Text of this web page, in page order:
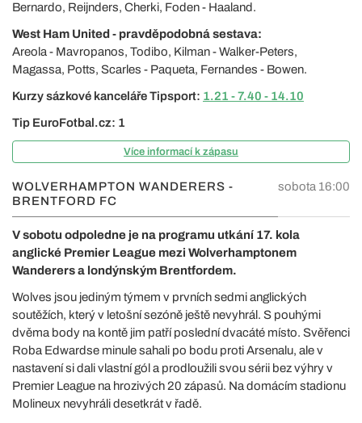
Bernardo, Reijnders, Cherki, Foden - Haaland.
West Ham United - pravděpodobná sestava:
Areola - Mavropanos, Todibo, Kilman - Walker-Peters,
Magassa, Potts, Scarles - Paqueta, Fernandes - Bowen.
Kurzy sázkové kanceláře Tipsport: 1.21 - 7.40 - 14.10
Tip EuroFotbal.cz: 1
Více informací k zápasu
WOLVERHAMPTON WANDERERS -
BRENTFORD FC
sobota 16:00
V sobotu odpoledne je na programu utkání 17. kola
anglické Premier League mezi Wolverhamptonem
Wanderers a londýnským Brentfordem.
Wolves jsou jediným týmem v prvních sedmi anglických
soutěžích, který v letošní sezóně ještě nevyhrál. S pouhými
dvěma body na kontě jim patří poslední dvacáté místo. Svěřenci
Roba Edwardse minule sahali po bodu proti Arsenalu, ale v
nastavení si dali vlastní gól a prodloužili svou sérii bez výhry v
Premier League na hrozivých 20 zápasů. Na domácím stadionu
Molineux nevyhráli desetkrát v řadě.